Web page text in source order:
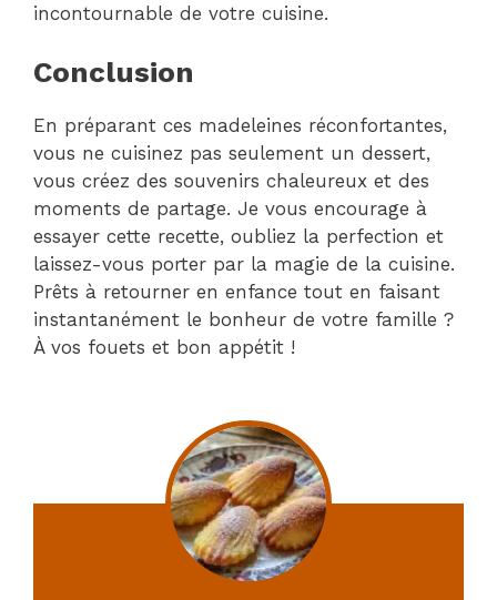
incontournable de votre cuisine.
Conclusion
En préparant ces madeleines réconfortantes,
vous ne cuisinez pas seulement un dessert,
vous créez des souvenirs chaleureux et des
moments de partage. Je vous encourage à
essayer cette recette, oubliez la perfection et
laissez-vous porter par la magie de la cuisine.
Prêts à retourner en enfance tout en faisant
instantanément le bonheur de votre famille ?
À vos fouets et bon appétit !